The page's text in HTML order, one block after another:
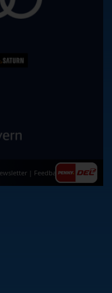
Feedback|AGB